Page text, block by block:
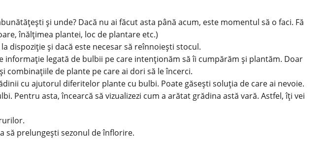
și unde? Dacă nu ai făcut asta până acum, este momentul să o faci. Fă
înălțimea plantei, loc de plantare etc.)
la dispoziție și dacă este necesar să reînnoiești stocul.
legată de bulbii pe care intenționăm să îi cumpărăm și plantăm. Doar
combinațiile de plante pe care ai dori să le încerci.
cu ajutorul diferitelor plante cu bulbi. Poate găsești soluția de care ai nevoie.
Pentru asta, încearcă să vizualizezi cum a arătat grădina astă vară. Astfel, îți vei
să prelungești sezonul de înflorire.